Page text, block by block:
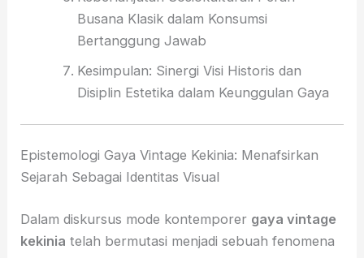
Busana Klasik dalam Konsumsi
Bertanggung Jawab
Kesimpulan: Sinergi Visi Historis dan
Disiplin Estetika dalam Keunggulan Gaya
Epistemologi Gaya Vintage Kekinia: Menafsirkan
Sejarah Sebagai Identitas Visual
Dalam diskursus mode kontemporer gaya vintage
kekinia telah bermutasi menjadi sebuah fenomena